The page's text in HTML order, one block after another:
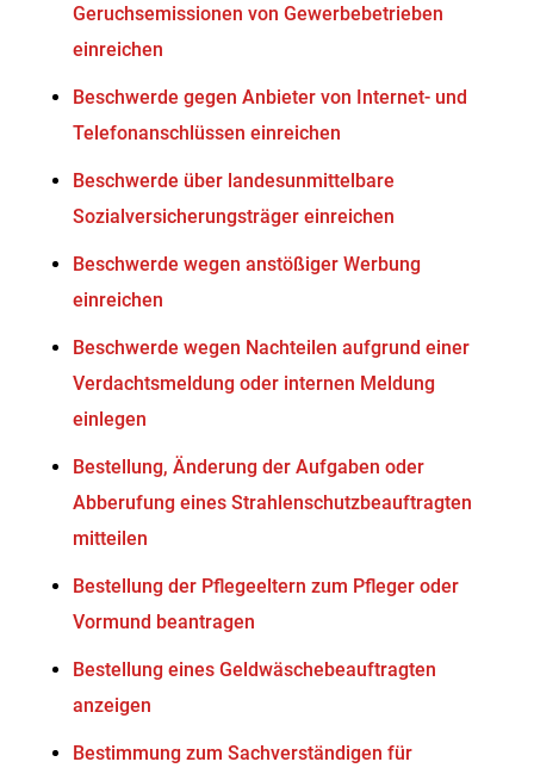
Geruchsemissionen von Gewerbebetrieben
einreichen
Beschwerde gegen Anbieter von Internet- und
Telefonanschlüssen einreichen
Beschwerde über landesunmittelbare
Sozialversicherungsträger einreichen
Beschwerde wegen anstößiger Werbung
einreichen
Beschwerde wegen Nachteilen aufgrund einer
Verdachtsmeldung oder internen Meldung
einlegen
Bestellung, Änderung der Aufgaben oder
Abberufung eines Strahlenschutzbeauftragten
mitteilen
Bestellung der Pflegeeltern zum Pfleger oder
Vormund beantragen
Bestellung eines Geldwäschebeauftragten
anzeigen
Bestimmung zum Sachverständigen für